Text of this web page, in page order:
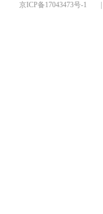
京ICP备17043473号-1